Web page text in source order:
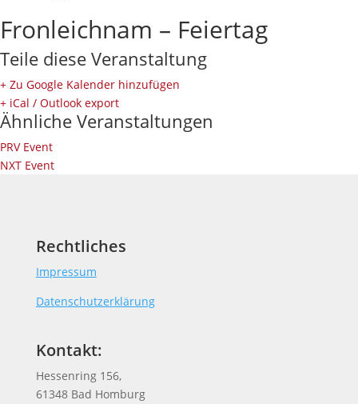
Fronleichnam – Feiertag
Teile diese Veranstaltung
+ Zu Google Kalender hinzufügen
+ iCal / Outlook export
Ähnliche Veranstaltungen
PRV Event
NXT Event
Rechtliches
Impressum
Datenschutzerklärung
Kontakt:
Hessenring 156,
61348 Bad Homburg